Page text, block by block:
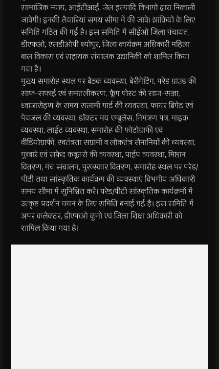
सामाजिक न्याय, आईटीआई, जेल इत्यादि विभागो द्वारा निकाली
जावेगी। इनकी तैयारियां समय सीमा में की जावे। झांकियो के लिए
समिति गठित की गई है। इस समिति में सीईओ जिला पंचायत,
डीएफओ, एसडीओपी श्योपुर, जिला कार्यक्रम अधिकारी महिला
बाल विकास एवं सहायक संचालक उद्यानिकी को शामिल किया
गया है।
मुख्य समारोह स्थल पर बैठक व्यवस्था, बेरीगेटिंग, परेड ग्राउड की
साफ-सफाई एवं समतलीकरण, फ्लैग पोस्ट की साज-सज्जा,
ध्वाजारोहण के समय सलामी गार्ड की व्यवस्था, फायर ब्रिगेड एवं
पेयजल की व्यवस्था, डाॅक्टर मय एम्बुलेस, निमंत्रण पत्र, माइक
व्यवस्था, लाईट व्यवस्था, समारोह की फोटोग्राफी एवं
वीडियोग्राफी, स्वतंत्रता सग्रामी व लोकतंत्र सैनानियों की व्यवस्था,
गुब्बारे एवं सफेद कबूतरो की व्यवस्था, पाईप व्यवस्था, मिष्ठान
वितरण, मंच संचालन, पुरूस्कार वितरण, समारोह स्थल पर परेड/
पीटी तथा सांस्कृतिक कार्यक्रम की व्यवस्थाएं विभगीय अधिकारी
समय सीमा में सुनिश्चित करें। परेड/पीटी सांस्कृतिक कार्यक्रमों में
उत्कृष्ट प्रदर्शन चयन के लिए समिति बनाई गई है। इस समिति में
अपर कलेक्टर, डीएफओ कूनो एवं जिला शिक्षा अधिकारी को
शामिल किया गया है।